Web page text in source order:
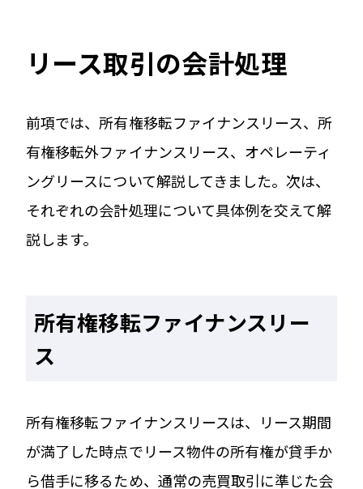
リース取引の会計処理
前項では、所有権移転ファイナンスリース、所
有権移転外ファイナンスリース、オペレーティ
ングリースについて解説してきました。次は、
それぞれの会計処理について具体例を交えて解
説します。
所有権移転ファイナンスリー
ス
所有権移転ファイナンスリースは、リース期間
が満了した時点でリース物件の所有権が貸手か
ら借手に移るため、通常の売買取引に準じた会